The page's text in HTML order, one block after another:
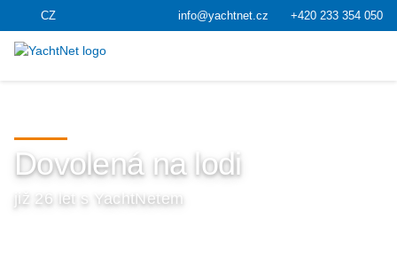
CZ info@yachtnet.cz +420 233 354 050
Dovolená na lodi
již 26 let s YachtNetem